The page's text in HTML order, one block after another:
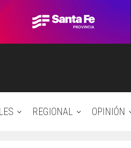
REGIONAL OPINIÓN